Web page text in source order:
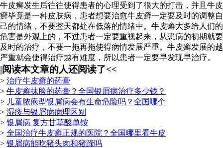
牛皮癣发生后往往使得患者的心理受到了很大的打击，并且牛皮
癣毕竟是一种皮肤病，患者想要治愈牛皮癣一定要及时的调整自
己的情绪，不要整天都处在低落的情绪中。牛皮癣大多给人们的
危害是外观上的，不过患者一定要重视起来，从患病的初期就要
及时的治疗，不要一拖再拖使得病情发展严重。牛皮癣发展的越
严重就会使得治疗越有难度，所以患者一定要早发现早治疗。
|阅读本文章的人还阅读了<<
> 治疗牛皮癣的药膏
> 牛皮癣抹脸的药膏？全国银屑病治疗多少钱？
> 儿童脓疱型银屑病会有生命危险吗？全国哪个
> 湿疹与银屑病病理区别
> 银屑病 复方甘草酸单铵
> 全国治疗牛皮癣正规的医院？全国哪里看牛皮
> 银屑病能吃猪头肉和猪蹄吗